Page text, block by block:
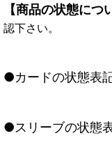
【商品の状態につ
認下さい。
●カードの状態表
●スリーブの状態